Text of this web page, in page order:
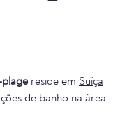
plage reside em Suíça
de banho na área